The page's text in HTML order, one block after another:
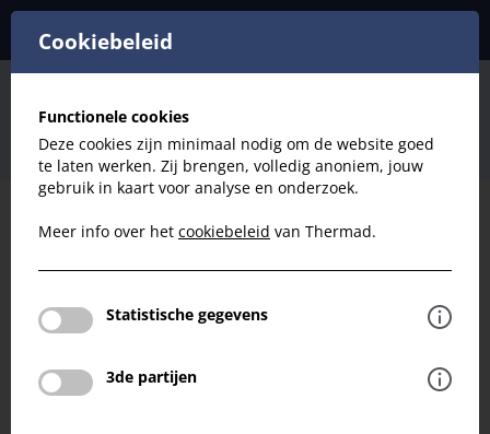
Cookiebeleid
Functionele cookies
Deze cookies zijn minimaal nodig om de website goed
te laten werken. Zij brengen, volledig anoniem, jouw
gebruik in kaart voor analyse en onderzoek.
Meer info over het cookiebeleid van Thermad.
Statistische gegevens
3de partijen
Brink Excellent
Brink Excellent
Filter Fijnstof F7 (ePM1 50%): Brink Excellent 180
Filteren
Filters
Filter Fijnstof F7 (ePM1 50%): Brink